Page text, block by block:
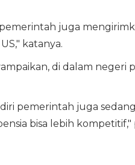
juga
katanya.
di dalam
pemerintah juga
bisa lebih kompetitif,"